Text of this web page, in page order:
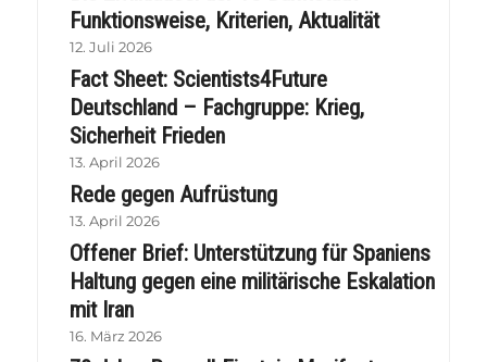
Funktionsweise, Kriterien, Aktualität
12. Juli 2026
Fact Sheet: Scientists4Future
Deutschland – Fachgruppe: Krieg,
Sicherheit Frieden
13. April 2026
Rede gegen Aufrüstung
13. April 2026
Offener Brief: Unterstützung für Spaniens
Haltung gegen eine militärische Eskalation
mit Iran
16. März 2026